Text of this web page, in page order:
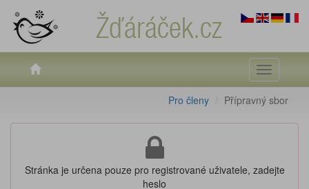
Žďáráček.cz
Toggle
Pro členy Přípravný sbor
Stránka je určena pouze pro registrované uživatele, zadejte
heslo